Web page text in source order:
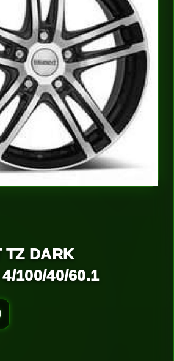
TZ DARK
100/40/60.1